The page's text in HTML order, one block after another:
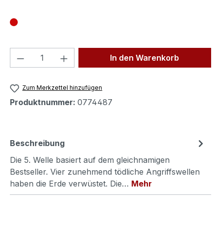
Produkt Anzahl: Gib denIn den Warenkorb
Zum Merkzettel hinzufügen
Produktnummer: 0774487
Beschreibung
Die 5. Welle basiert auf dem gleichnamigen
Bestseller. Vier zunehmend tödliche Angriffswellen
haben die Erde verwüstet. Die… Mehr